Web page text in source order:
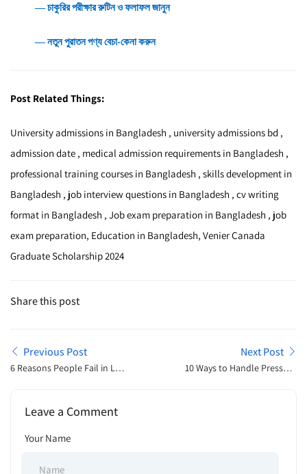
― চাকুরির পরীক্ষার রুটিন ও ফলাফল জানুন
― নতুন পুরাতন পণ্য বেচা-কেনা করুন
Post Related Things:
University admissions in Bangladesh , university admissions bd ,
admission date , medical admission requirements in Bangladesh ,
professional training courses in Bangladesh , skills development in
Bangladesh , job interview questions in Bangladesh , cv writing
format in Bangladesh , Job exam preparation in Bangladesh , job
exam preparation, Education in Bangladesh, Venier Canada
Graduate Scholarship 2024
Share this post
Previous Post
6 Reasons People Fail in Life
Next Post
10 Ways to Handle Pressure
Leave a Comment
Your Name